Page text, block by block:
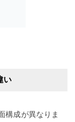
い
構成が異なりま